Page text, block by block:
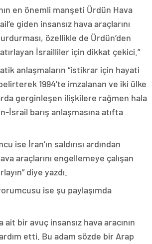
en önemli manşeti Ürdün Hava
giden insansız hava araçlarını
özellikle de Ürdün’den
İsrailliler için dikkat çekici.”
anlaşmaların “istikrar için hayati
belirterek 1994’te imzalanan ve iki ülke
gerginleşen ilişkilere rağmen hala
İsrail barış anlaşmasına atıfta
ise İran’ın saldırısı ardından
araçlarını engellemeye çalışan
diye yazdı.
ise şu paylaşımda
ait bir avuç insansız hava aracının
etti. Bu adam sözde bir Arap